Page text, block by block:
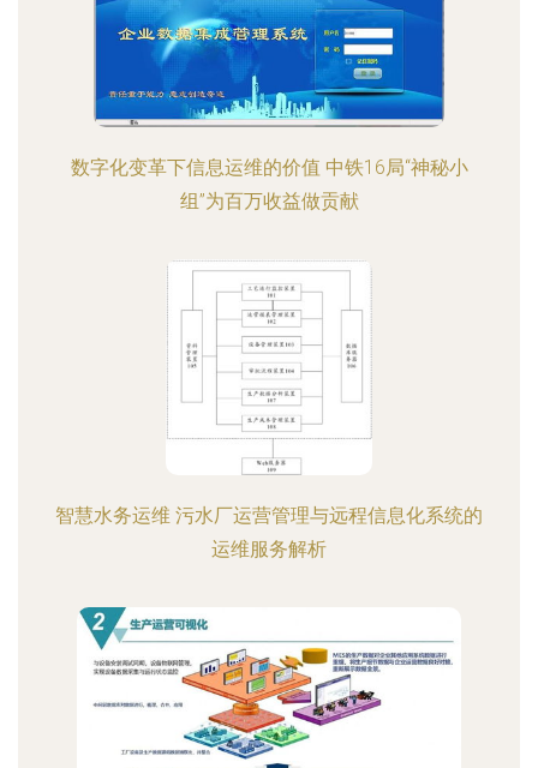
数字化变革下信息运维的价值 中铁16局“神秘小
组”为百万收益做贡献
智慧水务运维 污水厂运营管理与远程信息化系统的
运维服务解析